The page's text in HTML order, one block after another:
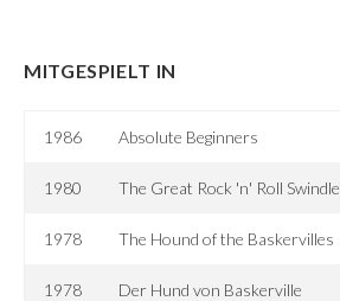
MITGESPIELT IN
1986 Absolute Beginners
1980 The Great Rock 'n' Roll Swindle
1978 The Hound of the Baskervilles
1978 Der Hund von Baskerville